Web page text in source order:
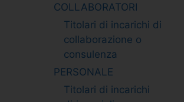
COLLABORATORI
Titolari di incarichi di
collaborazione o
consulenza
PERSONALE
Titolari di incarichi